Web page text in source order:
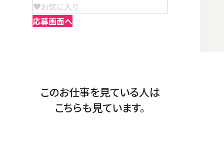
お気に入り
応募画面へ
このお仕事を見ている人は
こちらも見ています。